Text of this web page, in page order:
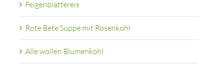
Feigenblättereis
Rote Bete Suppe mit Rosenkohl
Alle wollen Blumenkohl